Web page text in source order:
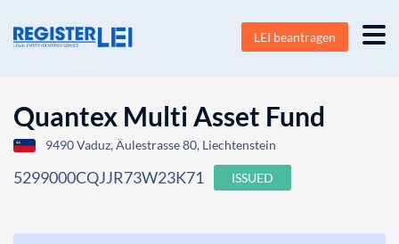
LEI beantragen
Quantex Multi Asset Fund
9490 Vaduz, Äulestrasse 80, Liechtenstein
5299000CQJJR73W23K71 ISSUED